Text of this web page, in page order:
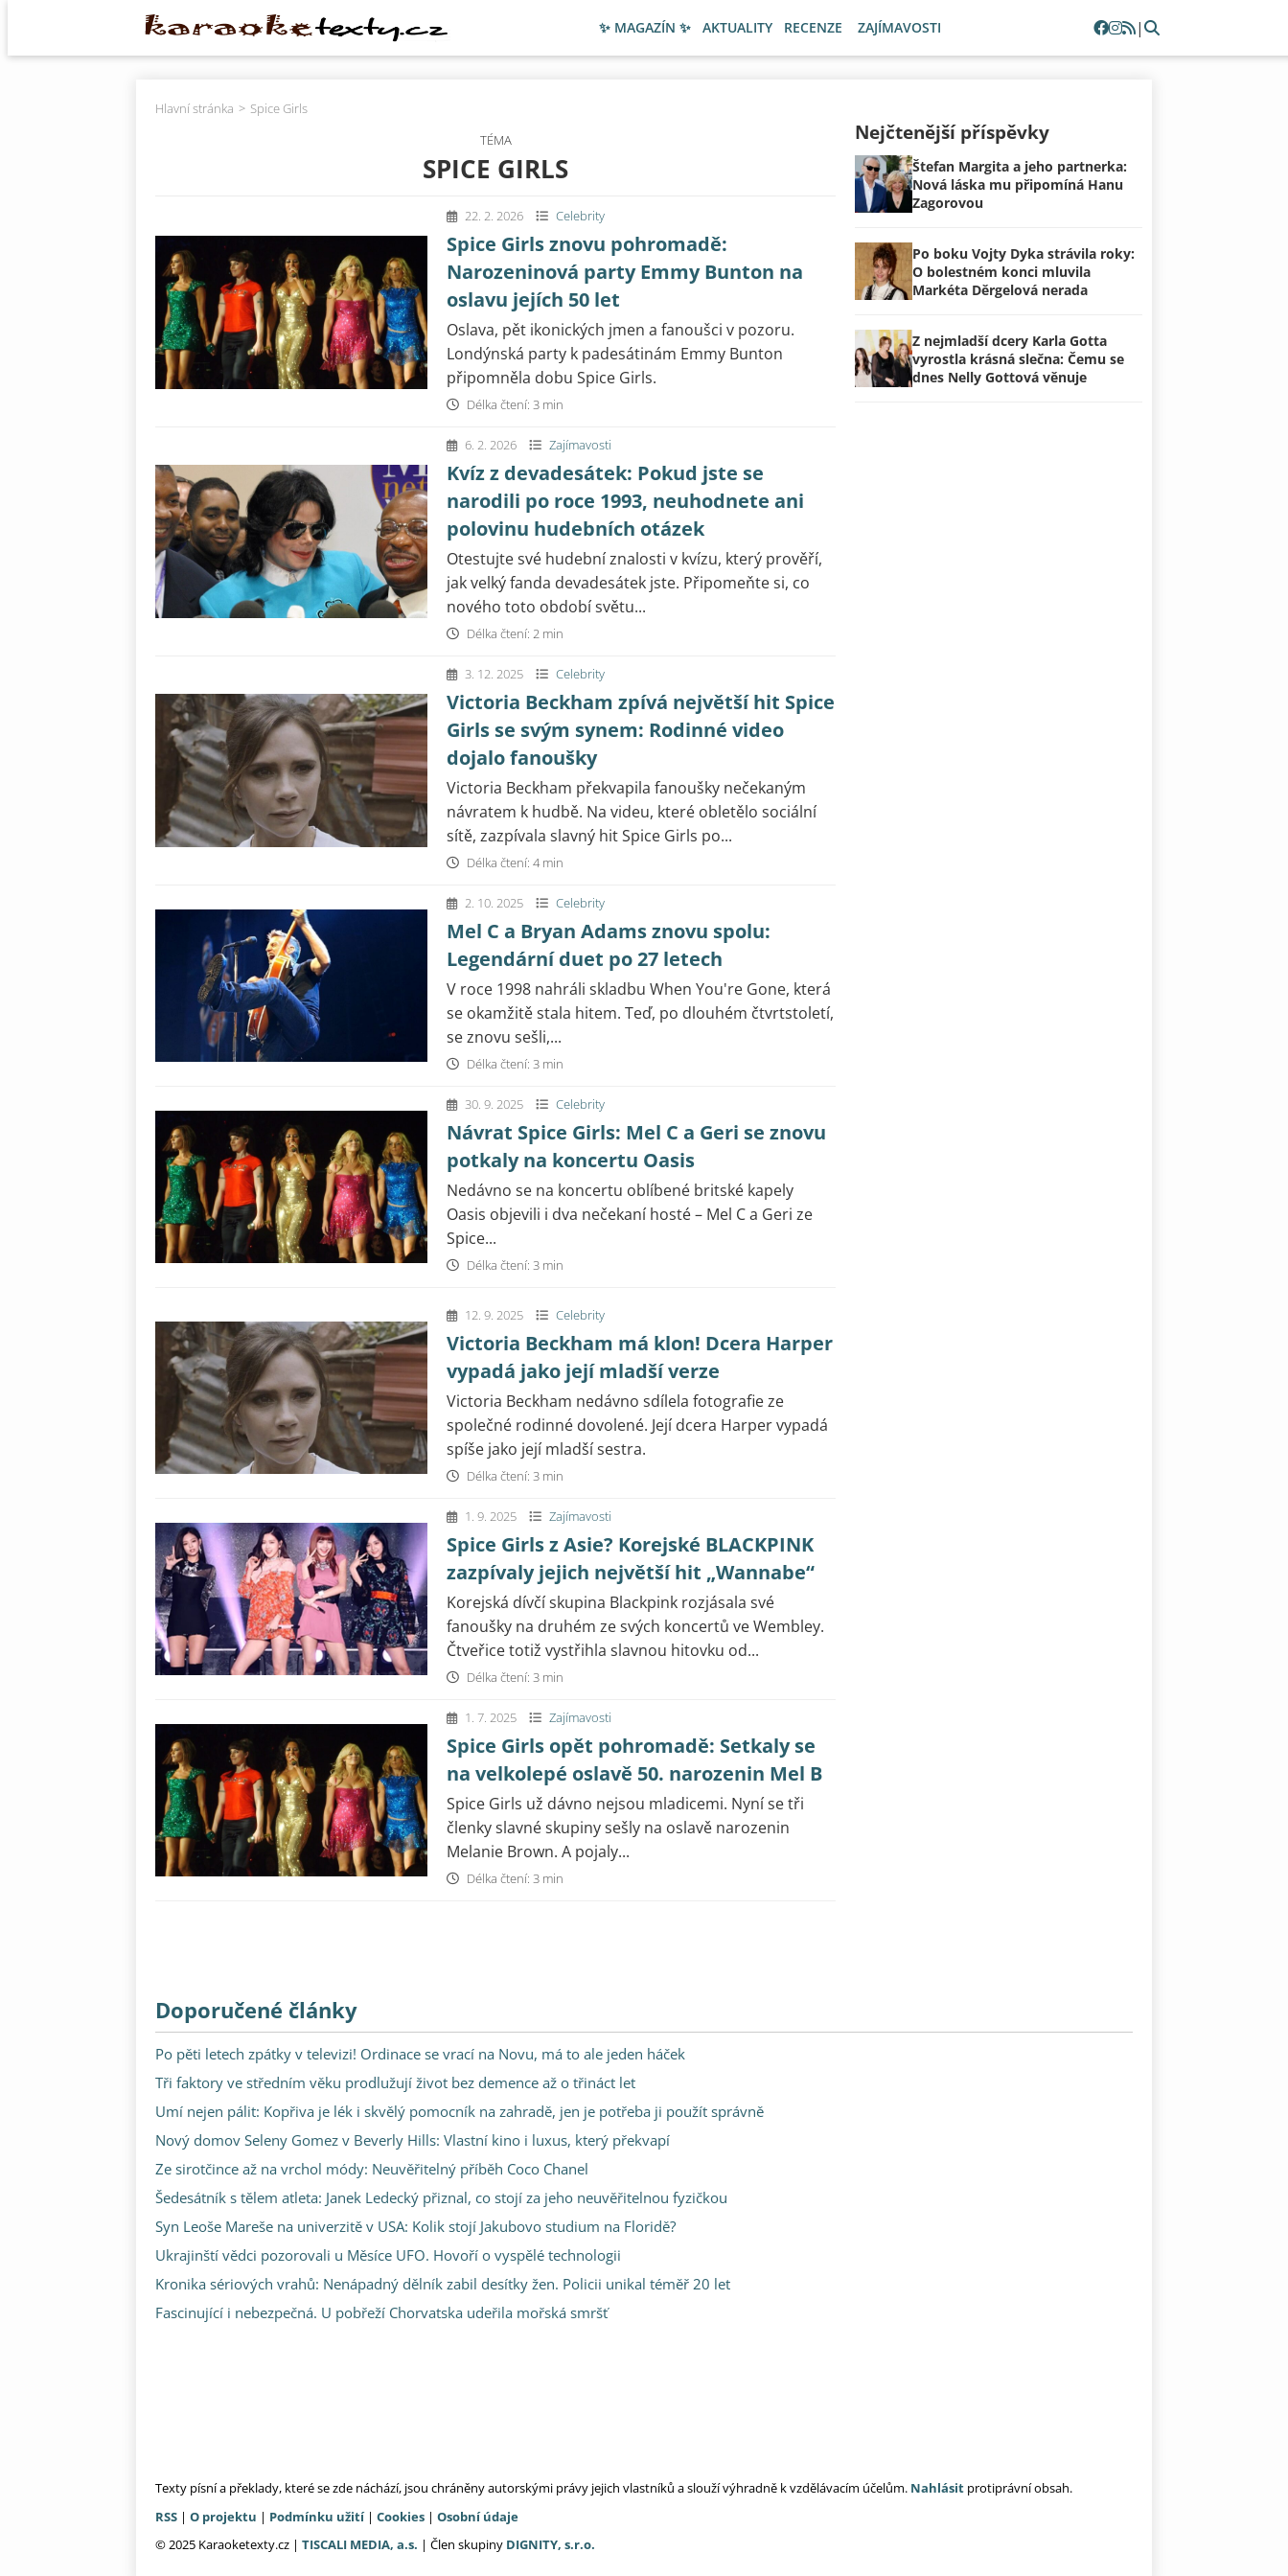
✨ MAGAZÍN ✨ AKTUALITY RECENZE ZAJÍMAVOSTI |
Hlavní stránka
Spice Girls
TÉMA
SPICE GIRLS
22. 2. 2026 Celebrity
Spice Girls znovu pohromadě:
Narozeninová party Emmy Bunton na
oslavu jejích 50 let
Oslava, pět ikonických jmen a fanoušci v pozoru.
Londýnská party k padesátinám Emmy Bunton
připomněla dobu Spice Girls.
Délka čtení: 3 min
6. 2. 2026 Zajímavosti
Kvíz z devadesátek: Pokud jste se
narodili po roce 1993, neuhodnete ani
polovinu hudebních otázek
Otestujte své hudební znalosti v kvízu, který prověří,
jak velký fanda devadesátek jste. Připomeňte si, co
nového toto období světu...
Délka čtení: 2 min
3. 12. 2025 Celebrity
Victoria Beckham zpívá největší hit Spice
Girls se svým synem: Rodinné video
dojalo fanoušky
Victoria Beckham překvapila fanoušky nečekaným
návratem k hudbě. Na videu, které obletělo sociální
sítě, zazpívala slavný hit Spice Girls po...
Délka čtení: 4 min
2. 10. 2025 Celebrity
Mel C a Bryan Adams znovu spolu:
Legendární duet po 27 letech
V roce 1998 nahráli skladbu When You're Gone, která
se okamžitě stala hitem. Teď, po dlouhém čtvrtstoletí,
se znovu sešli,...
Délka čtení: 3 min
30. 9. 2025 Celebrity
Návrat Spice Girls: Mel C a Geri se znovu
potkaly na koncertu Oasis
Nedávno se na koncertu oblíbené britské kapely
Oasis objevili i dva nečekaní hosté – Mel C a Geri ze
Spice...
Délka čtení: 3 min
12. 9. 2025 Celebrity
Victoria Beckham má klon! Dcera Harper
vypadá jako její mladší verze
Victoria Beckham nedávno sdílela fotografie ze
společné rodinné dovolené. Její dcera Harper vypadá
spíše jako její mladší sestra.
Délka čtení: 3 min
1. 9. 2025 Zajímavosti
Spice Girls z Asie? Korejské BLACKPINK
zazpívaly jejich největší hit „Wannabe“
Korejská dívčí skupina Blackpink rozjásala své
fanoušky na druhém ze svých koncertů ve Wembley.
Čtveřice totiž vystřihla slavnou hitovku od...
Délka čtení: 3 min
1. 7. 2025 Zajímavosti
Spice Girls opět pohromadě: Setkaly se
na velkolepé oslavě 50. narozenin Mel B
Spice Girls už dávno nejsou mladicemi. Nyní se tři
členky slavné skupiny sešly na oslavě narozenin
Melanie Brown. A pojaly...
Délka čtení: 3 min
Nejčtenější příspěvky
Štefan Margita a jeho partnerka:
Nová láska mu připomíná Hanu
Zagorovou
Po boku Vojty Dyka strávila roky:
O bolestném konci mluvila
Markéta Děrgelová nerada
Z nejmladší dcery Karla Gotta
vyrostla krásná slečna: Čemu se
dnes Nelly Gottová věnuje
Doporučené články
Po pěti letech zpátky v televizi! Ordinace se vrací na Novu, má to ale jeden háček
Tři faktory ve středním věku prodlužují život bez demence až o třináct let
Umí nejen pálit: Kopřiva je lék i skvělý pomocník na zahradě, jen je potřeba ji použít správně
Nový domov Seleny Gomez v Beverly Hills: Vlastní kino i luxus, který překvapí
Ze sirotčince až na vrchol módy: Neuvěřitelný příběh Coco Chanel
Šedesátník s tělem atleta: Janek Ledecký přiznal, co stojí za jeho neuvěřitelnou fyzičkou
Syn Leoše Mareše na univerzitě v USA: Kolik stojí Jakubovo studium na Floridě?
Ukrajinští vědci pozorovali u Měsíce UFO. Hovoří o vyspělé technologii
Kronika sériových vrahů: Nenápadný dělník zabil desítky žen. Policii unikal téměř 20 let
Fascinující i nebezpečná. U pobřeží Chorvatska udeřila mořská smršť
Texty písní a překlady, které se zde náchází, jsou chráněny autorskými právy jejich vlastníků a slouží výhradně k vzdělávacím účelům. Nahlásit protiprávní obsah.
RSS | O projektu | Podmínku užití| Cookies | Osobní údaje
© 2025 Karaoketexty.cz | TISCALI MEDIA, a.s. | Člen skupiny DIGNITY, s.r.o.